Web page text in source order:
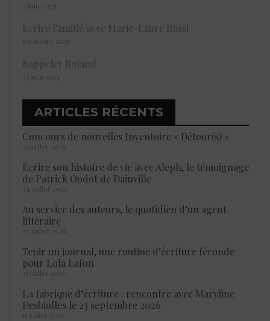
2 juin 2025
Écrire l’amitié avec Marie-Laure Rossi
6 octobre 2025
Rappeler Roland
23 mai 2014
ARTICLES RÉCENTS
Concours de nouvelles Inventoire « Détour(s) »
25 juillet 2026
Écrire son histoire de vie avec Aleph, le témoignage
de Patrick Oudot de Dainville
24 juillet 2026
Au service des auteurs, le quotidien d’un agent
littéraire
23 juillet 2026
Tenir un journal, une routine d’écriture féconde
pour Lola Lafon
21 juillet 2026
La fabrique d’écriture : rencontre avec Maryline
Desbiolles le 23 septembre 2026
15 juillet 2026